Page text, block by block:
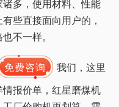
多，使用材料、性能
些直接面向用户的，
不一样。
免费咨询 我们，这里
报价单，红星磨煤机